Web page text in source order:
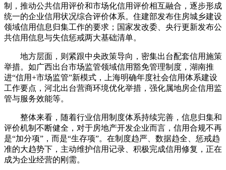
制，推动公共信用评价和市场化信用评价相互融合，逐步形成
统一的企业信用状况综合评价体系。住建部发布住房城乡建设
领域信用信息归集工作的要求；国家发改委、央行更新发布公
共信用信息与失信惩戒两大基础清单。
地方层面，则紧跟中央政策导向，密集出台配套信用施策
举措。如广西出台市场监管领域信用豁免管理制度，湖南推
进“信用+市场监管”新模式，上海明确年度社会信用体系建设
工作要点，河北出台营商环境优化举措，强化属地房企信用监
管与服务效能等。
整体来看，随着行业信用制度体系持续完善，信息归集和
评价机制不断健全，对于房地产开发企业而言，信用合规不再
是“加分项”，而是“生存项”。在制度趋严、数据趋全、惩戒趋
准的大趋势下，主动维护信用记录、积极完成信用修复，正在
成为企业经营的刚需。